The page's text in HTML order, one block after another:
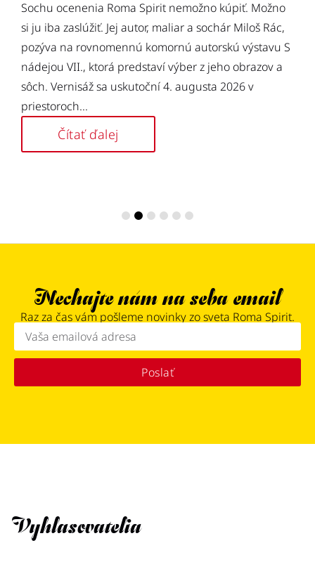
Sochu ocenenia Roma Spirit nemožno kúpiť. Možno
si ju iba zaslúžiť. Jej autor, maliar a sochár Miloš Rác,
pozýva na rovnomennú komornú autorskú výstavu S
nádejou VII., ktorá predstaví výber z jeho obrazov a
sôch. Vernisáž sa uskutoční 4. augusta 2026 v
priestoroch...
Čítať ďalej
Nechajte nám na seba email
Raz za čas vám pošleme novinky zo sveta Roma Spirit.
Poslať
Vyhlasovatelia